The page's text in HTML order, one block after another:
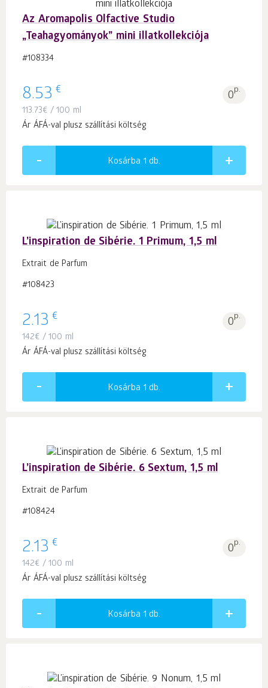
Az Aromapolis Olfactive Studio
„Teahagyományok” mini illatkollekciója
#108334
8.53 € 0p.
113.73€ / 100 ml
Ár ÁFÁ-val plusz szállítási költség
Kosárba 1 db.
L’inspiration de Sibérie. 1 Primum, 1,5 ml
Extrait de Parfum
#108423
2.13 € 0p.
142€ / 100 ml
Ár ÁFÁ-val plusz szállítási költség
Kosárba 1 db.
L’inspiration de Sibérie. 6 Sextum, 1,5 ml
Extrait de Parfum
#108424
2.13 € 0p.
142€ / 100 ml
Ár ÁFÁ-val plusz szállítási költség
Kosárba 1 db.